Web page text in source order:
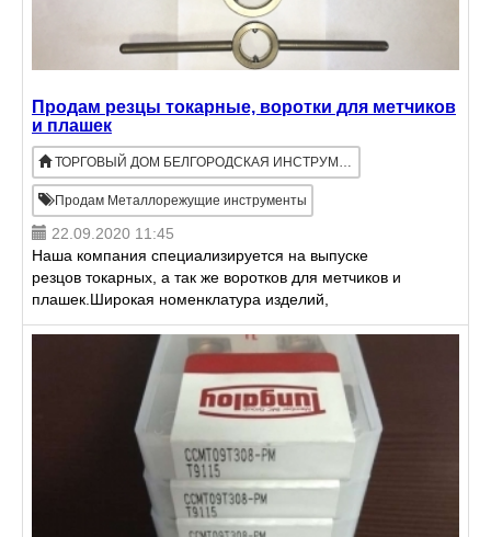
Продам резцы токарные, воротки для метчиков
и плашек
ТОРГОВЫЙ ДОМ БЕЛГОРОДСКАЯ ИНСТРУМЕНТАЛЬНАЯ КОМПАНИЯ
Продам Металлорежущие инструменты
22.09.2020 11:45
Наша компания специализируется на выпуске
резцов токарных, а так же воротков для метчиков и
плашек.Широкая номенклатура изделий,
изготовленных в соответствии с ГОСТом. Имеется
сертификат соответствия.